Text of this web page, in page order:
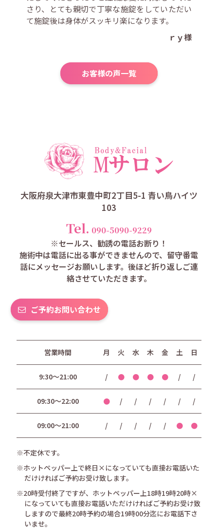
さり、とても親切で丁寧な施錠をしていただい
て施錠後は身体がスッキリ楽になります。
ｒｙ様
お客様の声一覧
大阪府泉大津市東豊中町2丁目5-1 青い鳥ハイツ
103
Tel. 090-5090-9229
※セールス、勧誘の電話お断り！
施術中は電話に出る事ができませんので、留守番電
話にメッセージお願いします。後ほど折り返しご連
絡させていただきます。
ご予約お問い合わせ
営業時間 月 火 水 木 金 土 日
9:30〜21:00 / ● ● ● ● / /
09:30〜22:00 ● / / / / / /
09:00〜21:00 / / / / / ● ●
※不定休です。
※ホットペッパー上で終日×になっていても直接お電話いた
だけければご予約お受け致します。
※20時受付終了ですが、ホットペッパー上18時19時20時×
になっていても直接お電話いただけければご予約お受け致
しますので最終20時予約の場合19時00分迄にお電話下さ
いませ。